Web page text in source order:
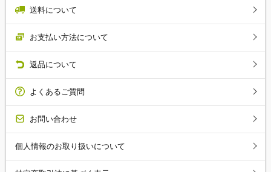
送料について
お支払い方法について
返品について
よくあるご質問
お問い合わせ
個人情報のお取り扱いについて